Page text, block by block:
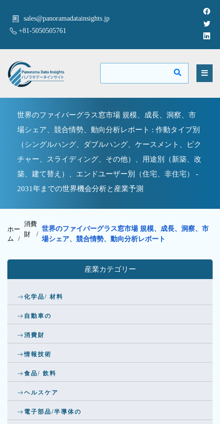
sales@panoramadatainsights.jp
+81-5050505761
世界のファイバーグラス窓市場 規模、成長、洞察、市
場シェア、競合情勢、動向分析レポート : 作動タイプ別
（シングルハング、ダブルハング、ケースメント、ピク
チャー、スライディング、その他）、用途別（新築、改
築、建て替え）、エンドユーザー別（住宅、非住宅） -
2031年までの世界機会分析と産業予測
ホー
ム /
消費
財/
世界のファイバーグラス窓市場 規模、成長、洞察、市
場シェア、競合情勢、動向分析レポート
産業カテゴリー
化学品/ 材料
自動車の
消費財
情報技術
食品/ 飲料
ヘルスケア
電子部品/半導体の